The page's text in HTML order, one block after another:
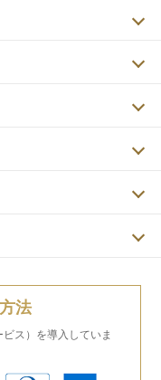
法
ス）を導入していま